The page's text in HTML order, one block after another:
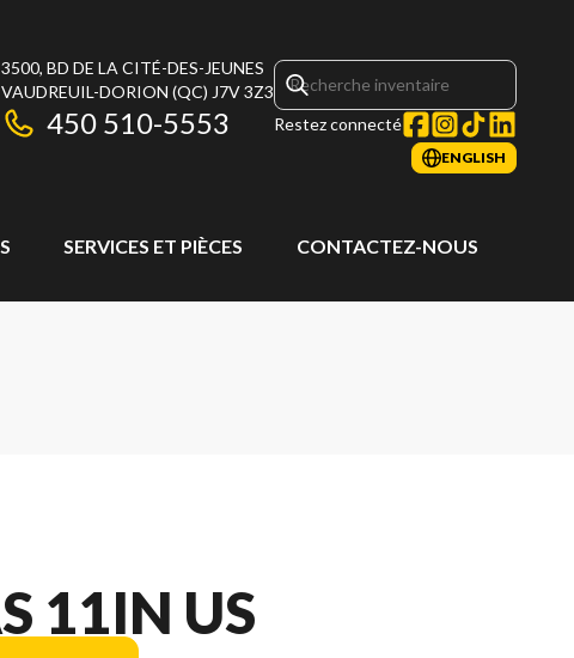
3500, BD DE LA CITÉ-DES-JEUNES
VAUDREUIL-DORION (QC) J7V 3Z3
450 510-5553 Restez connecté
ENGLISH
SERVICES ET PIÈCES CONTACTEZ-NOUS
11IN US